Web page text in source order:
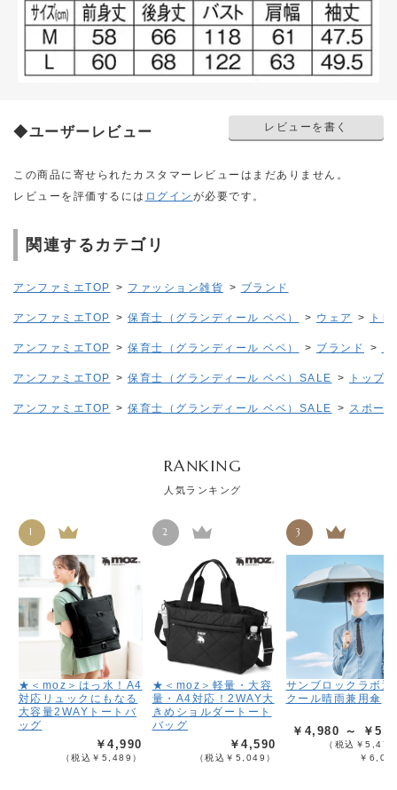
◆ユーザーレビュー レビューを書く
この商品に寄せられたカスタマーレビューはまだありません。
レビューを評価するには ログイン が必要です。
関連するカテゴリ
アンファミエTOP > ファッション雑貨 > ブランド
アンファミエTOP > 保育士（グランディール ベベ） > ウェア > ト
アンファミエTOP > 保育士（グランディール ベベ） > ブランド >
アンファミエTOP > 保育士（グランディール ベベ）SALE > トップ
アンファミエTOP > 保育士（グランディール ベベ）SALE > スポー
RANKING
人気ランキング
1
★＜moz＞はっ水！A4
対応リュックにもなる
大容量2WAYトートバ
ッグ
￥4,990
（税込￥5,489）
2
★＜moz＞軽量・大容
量・A4対応！2WAY大
きめショルダートート
バッグ
￥4,590
（税込￥5,049）
3
サンブロックラボ遮
クール晴雨兼用傘
￥4,980 ～ ￥
（税込￥
￥